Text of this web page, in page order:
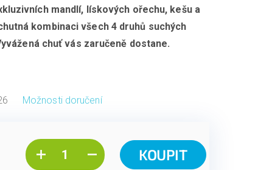
mandlí, lískových ořechu, kešu a
kombinaci všech 4 druhů suchých
chuť vás zaručeně dostane.
Možnosti doručení
KOUPIT